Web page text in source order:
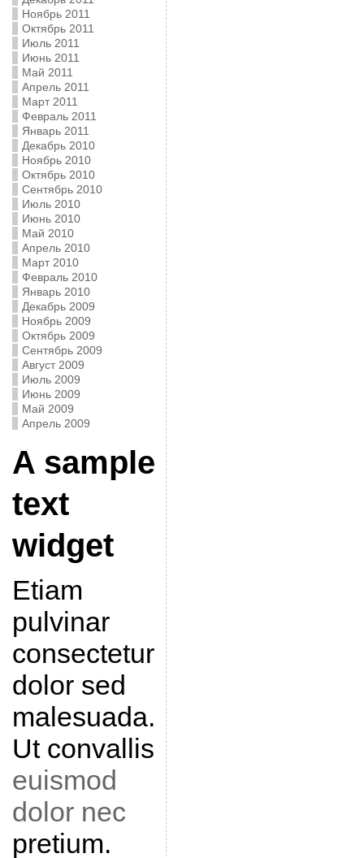
Ноябрь 2011
Октябрь 2011
Июль 2011
Июнь 2011
Май 2011
Апрель 2011
Март 2011
Февраль 2011
Январь 2011
Декабрь 2010
Ноябрь 2010
Октябрь 2010
Сентябрь 2010
Июль 2010
Июнь 2010
Май 2010
Апрель 2010
Март 2010
Февраль 2010
Январь 2010
Декабрь 2009
Ноябрь 2009
Октябрь 2009
Сентябрь 2009
Август 2009
Июль 2009
Июнь 2009
Май 2009
Апрель 2009
A sample
text
widget
Etiam
pulvinar
consectetur
dolor sed
malesuada.
Ut convallis
euismod
dolor nec
pretium.